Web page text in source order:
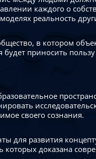
каждого о
реальность
в котором
приносить
своего сознания.
для развития
доказана